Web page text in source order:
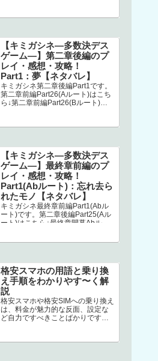
ら…
【キミガシネ―多数決デス
ゲーム―】第二章後編のプ
レイ・感想・攻略！
Part1：夢【ネタバレ】
キミガシネ第二章後編Part1です。
第二章前編Part26(Aルート)はこち
ら↓第二章前編Part26(Bルート)は
【キミガシネ―多数決デス
ゲーム―】最終章前編のプ
レイ・感想・攻略！
Part1(Abルート)：忘れ去ら
れたモノ【ネタバレ】
キミガシネ最終章前編Part1(Abル
ート)です。第二章後編Part25(Aル
ート)はこちら↓最終章開幕Abルー
格安スマホの用語と乗り換
え手順をわかりやす〜く解
説
格安スマホや格安SIMへの乗り換え
は、料金が魅力的な反面、設定な
ど自力ですべきことばかりです。
まって…